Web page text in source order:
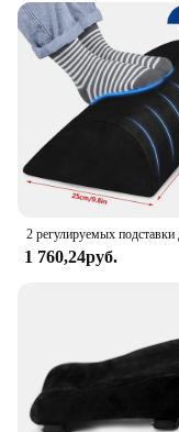
1 760,24руб.